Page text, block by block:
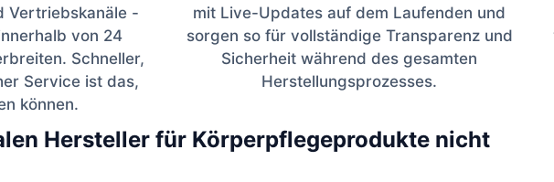
Vertriebskanäle -
von 24
Schneller,
Service ist das,
können.
mit Live-Updates auf dem Laufenden und
sorgen so für vollständige Transparenz und
Sicherheit während des gesamten
Herstellungsprozesses.
Hersteller für Körperpflegeprodukte nicht